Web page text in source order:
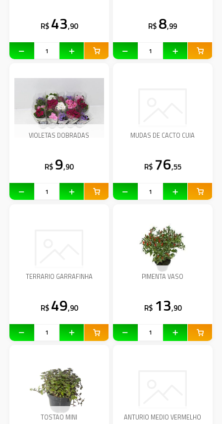
R$ 43,90 R$ 8,99
VIOLETAS DOBRADAS
R$ 9,90
MUDAS DE CACTO CUIA
R$ 76,55
TERRARIO GARRAFINHA
R$ 49,90
PIMENTA VASO
R$ 13,90
TOSTAO MINI ANTURIO MEDIO VERMELHO